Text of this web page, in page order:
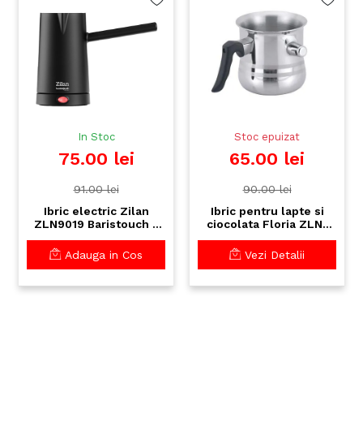
In Stoc
75.00 lei
91.00 lei
Ibric electric Zilan
ZLN9019 Baristouch -
Automat al
Temperaturii
Adauga in Cos
Stoc epuizat
65.00 lei
90.00 lei
Ibric pentru lapte si
ciocolata Floria ZLN-
pereti dubli si
avertizare sonora
Vezi Detalii